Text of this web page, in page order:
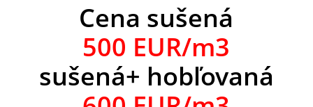
Cena sušená
500 EUR/m3
sušená+ hobľovaná